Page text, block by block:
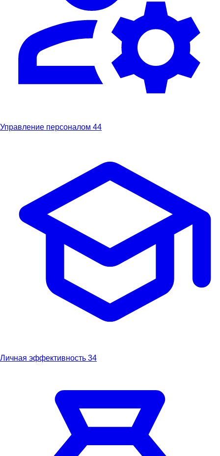
Управление персоналом 44
Личная эффективность 34